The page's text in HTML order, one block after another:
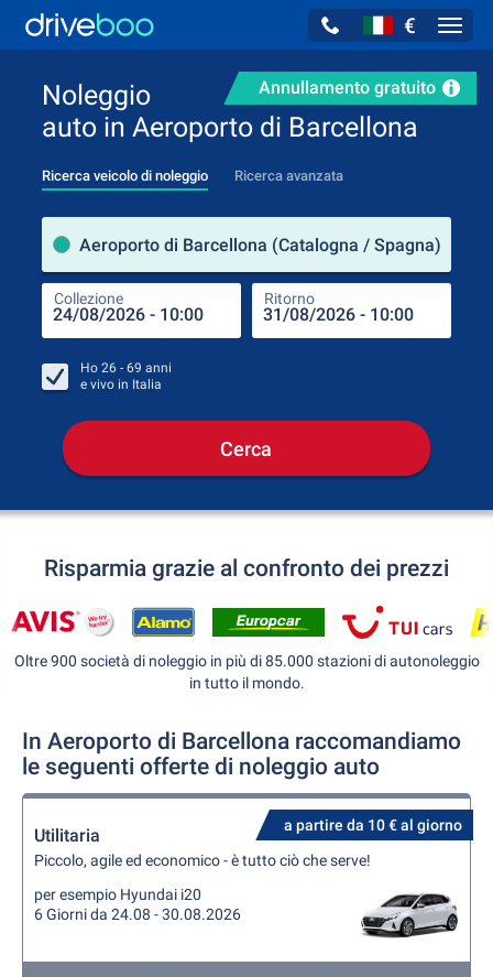
€
Annullamento gratuito
Noleggio
auto in Aeroporto di Barcellona
Ricerca veicolo di noleggio Ricerca avanzata
Aeroporto di Barcellona (Catalogna / Spagna)
Collezione Ritorno
Ho 26 - 69 anni
e vivo in Italia
Cerca
Risparmia grazie al confronto dei prezzi
Oltre 900 società di noleggio in più di 85.000 stazioni di autonoleggio
in tutto il mondo.
In Aeroporto di Barcellona raccomandiamo
le seguenti offerte di noleggio auto
a partire da 10 € al giorno
Utilitaria
Piccolo, agile ed economico - è tutto ciò che serve!
per esempio Hyundai i20
6 Giorni da 24.08 - 30.08.2026